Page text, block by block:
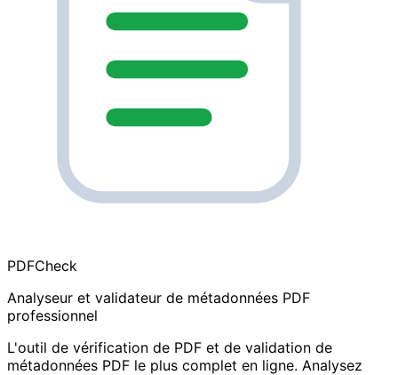
PDFCheck
Analyseur et validateur de métadonnées PDF
professionnel
L'outil de vérification de PDF et de validation de
métadonnées PDF le plus complet en ligne. Analysez